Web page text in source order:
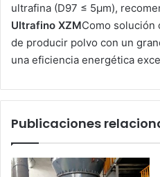
ultrafina (D97 ≤ 5μm),
Ultrafino XZMComo solución
de producir polvo con un
una eficiencia energética
Publicaciones